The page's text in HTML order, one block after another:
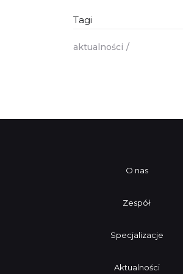
Tagi
aktualności
O nas
Zespół
Specjalizacje
Aktualności